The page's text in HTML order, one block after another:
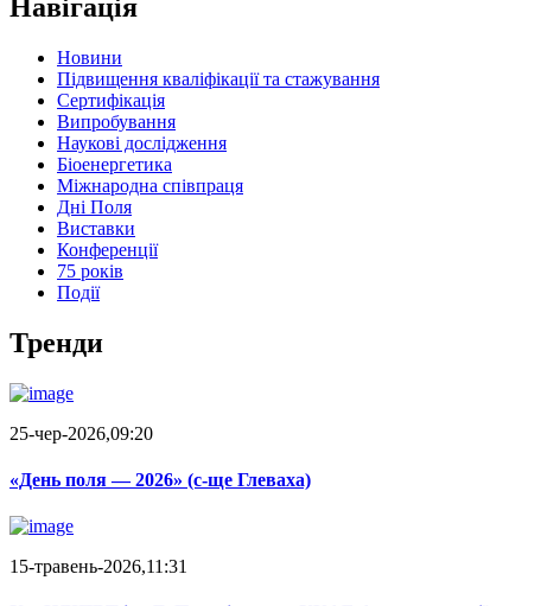
Навігація
Новини
Підвищення кваліфікації та стажування
Сертифікація
Випробування
Наукові дослідження
Біоенергетика
Міжнародна співпраця
Дні Поля
Виставки
Конференції
75 років
Події
Тренди
25-чер-2026,09:20
«День поля — 2026» (c-ще Глеваха)
15-травень-2026,11:31